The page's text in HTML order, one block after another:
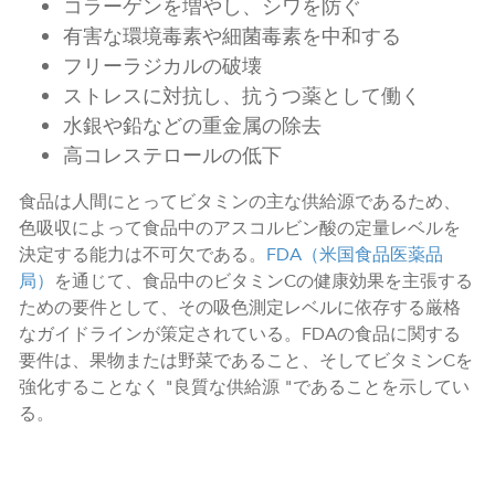
コラーゲンを増やし、シワを防ぐ
有害な環境毒素や細菌毒素を中和する
フリーラジカルの破壊
ストレスに対抗し、抗うつ薬として働く
水銀や鉛などの重金属の除去
高コレステロールの低下
食品は人間にとってビタミンの主な供給源であるため、
色吸収によって食品中のアスコルビン酸の定量レベルを
決定する能力は不可欠である。 FDA（米国食品医薬品
局） を通じて、食品中のビタミンCの健康効果を主張する
ための要件として、その吸色測定レベルに依存する厳格
なガイドラインが策定されている。FDAの食品に関する
要件は、果物または野菜であること、そしてビタミンCを
強化することなく "良質な供給源 "であることを示してい
る。